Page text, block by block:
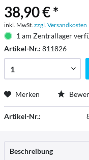
38,90 € *
inkl. MwSt. zzgl. Versandkosten
1 am Zentrallager
Artikel-Nr.: 811826
Merken
Artikel-Nr.:
Beschreibung